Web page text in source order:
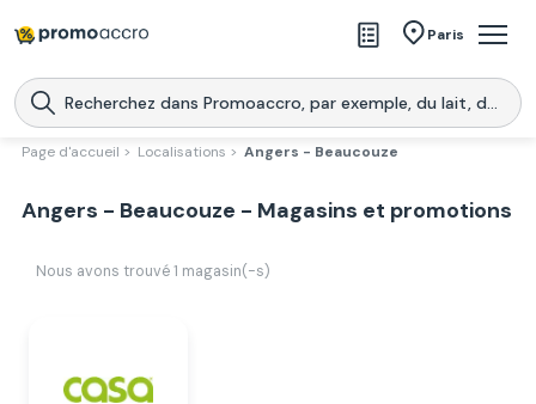
Paris
Magasins
Produits
Promoaccro
l'application
Page d'accueil > Localisations > Angers - Beaucouze
Angers - Beaucouze - Magasins et promotions
Nous avons trouvé 1 magasin(-s)